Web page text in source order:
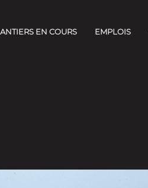
EN COURS EMPLOIS